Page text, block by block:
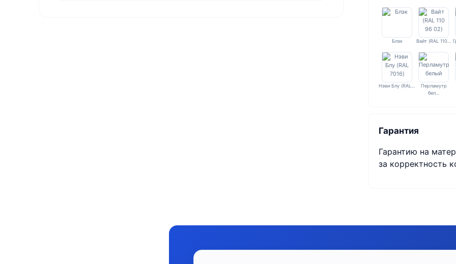
Блэк Вайт (RAL 110…
Нэви Блу (RAL…
Перламутр
бел…
Гарантия
Гарантию на
за корректность